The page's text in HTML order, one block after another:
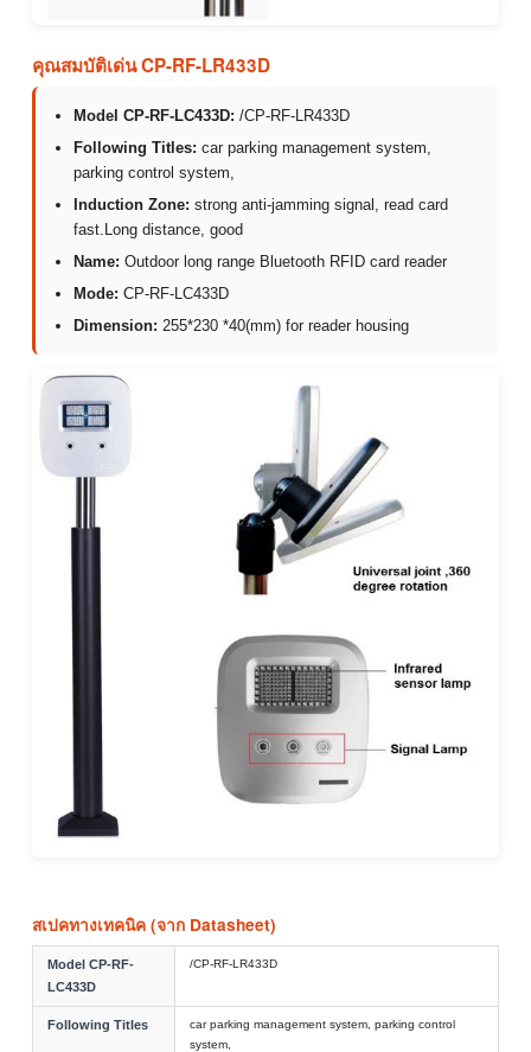
คุณสมบัติเด่น CP-RF-LR433D
Model CP-RF-LC433D: /CP-RF-LR433D
Following Titles: car parking management system,
parking control system,
Induction Zone: strong anti-jamming signal, read card
fast.Long distance, good
Name: Outdoor long range Bluetooth RFID card reader
Mode: CP-RF-LC433D
Dimension: 255*230 *40(mm) for reader housing
สเปคทางเทคนิค (จาก Datasheet)
Model CP-RF-
LC433D
/CP-RF-LR433D
Following Titles
car parking management system, parking control
system,